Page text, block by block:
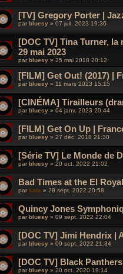
[TV] Gregory Porter |
par bluesy » 07 juil. 2023 19:36
[DOC TV] Tina Turner,
29 mai 2023
par bluesy » 25 mai 2018 20:12
[FILM] Get Out! (2017) |
par bluesy » 11 mars 2023 15:15
[CINÉMA] Tirailleurs
parbluesy » 04 janv. 2023 20:44
[FILM] Get On Up |
par bluesy » 27 déc. 2018 21:30
[Série TV] Le Monde de
parbluesy » 20 oct. 2022 21:02
Bad Times at the El
par kata » 28 sept. 2022 20:58
Quincy Jones
parbluesy » 09 sept. 2022 22:04
[DOC TV] Jimi Hendrix |
par bluesy » 09 sept. 2022 21:34
[DOC TV] Black
parbluesy » 20 oct. 2020 19:14